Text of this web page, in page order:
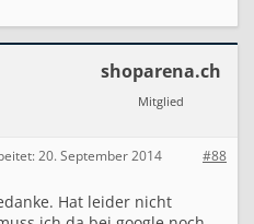
shoparena.ch
Mitglied
#88
20. September 2014
Hat leider nicht